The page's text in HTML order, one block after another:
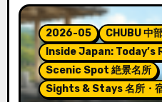
2026-05
CHUBU 中
Inside Japan: Today’s
Scenic Spot 絶景名所
Sights & Stays 名所・